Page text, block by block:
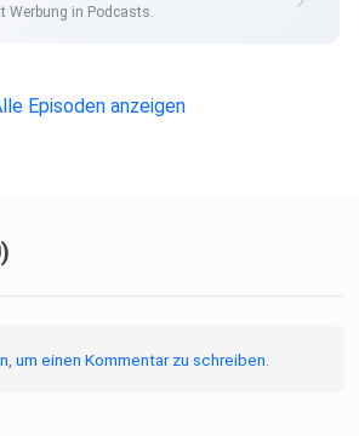
Werbung in Podcasts.
Episoden anzeigen
um einen Kommentar zu schreiben.